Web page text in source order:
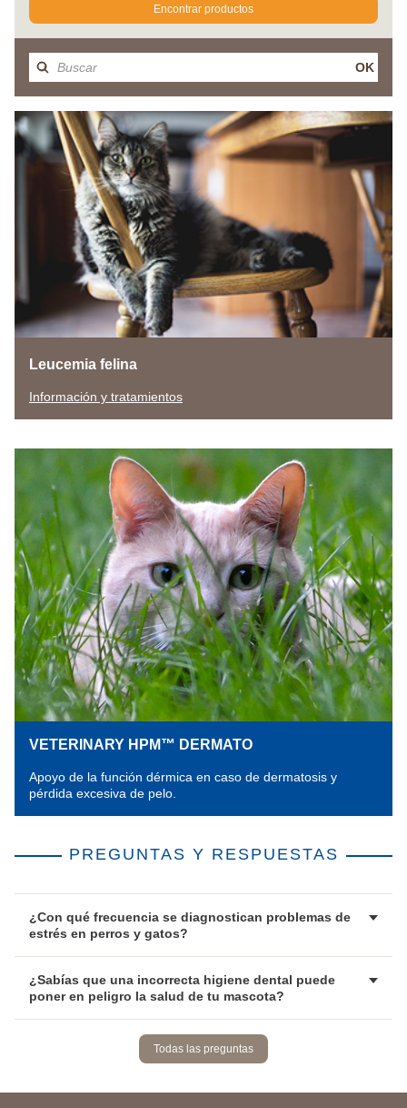
Encontrar productos
OK
Leucemia felina
Información y tratamientos
VETERINARY HPM™ DERMATO
Apoyo de la función dérmica en caso de dermatosis y
pérdida excesiva de pelo.
PREGUNTAS Y RESPUESTAS
¿Con qué frecuencia se diagnostican problemas de
estrés en perros y gatos?
¿Sabías que una incorrecta higiene dental puede
poner en peligro la salud de tu mascota?
Todas las preguntas